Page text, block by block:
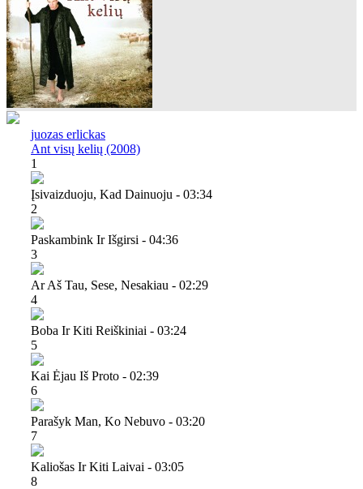
juozas erlickas
Ant visų kelių (2008)
1
Įsivaizduoju, Kad Dainuoju - 03:34
2
Paskambink Ir Išgirsi - 04:36
3
Ar Aš Tau, Sese, Nesakiau - 02:29
4
Boba Ir Kiti Reiškiniai - 03:24
5
Kai Ėjau Iš Proto - 02:39
6
Parašyk Man, Ko Nebuvo - 03:20
7
Kaliošas Ir Kiti Laivai - 03:05
8